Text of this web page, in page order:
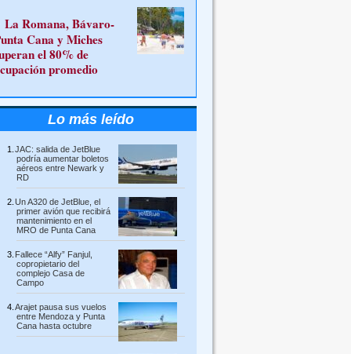
La Romana, Bávaro-
Cana y Miches
el 80% de
promedio
Lo más leído
JAC: salida de JetBlue
podría aumentar boletos
aéreos entre Newark y
RD
Un A320 de JetBlue, el
primer avión que recibirá
mantenimiento en el
MRO de Punta Cana
Fallece “Alfy” Fanjul,
copropietario del
complejo Casa de
Campo
Arajet pausa sus vuelos
entre Mendoza y Punta
Cana hasta octubre